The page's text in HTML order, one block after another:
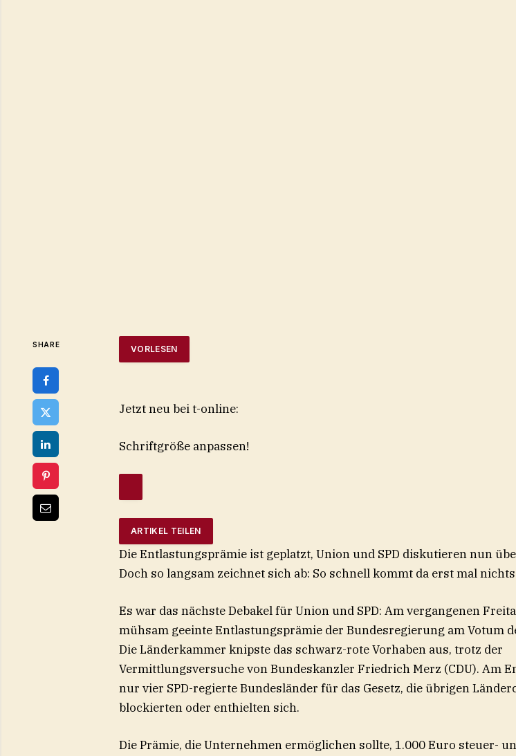
SHARE VORLESEN
Jetzt neu bei t-online:
Schriftgröße anpassen!
ARTIKEL TEILEN
Die Entlastungsprämie ist geplatzt, Union und SPD diskutieren nun
Doch so langsam zeichnet sich ab: So schnell kommt da erst mal
Es war das nächste Debakel für Union und SPD: Am vergangenen
mühsam geeinte Entlastungsprämie der Bundesregierung am Votum
Die Länderkammer knipste das schwarz-rote Vorhaben aus, trotz der
Vermittlungsversuche von Bundeskanzler Friedrich Merz (CDU). Am
nur vier SPD-regierte Bundesländer für das Gesetz, die übrigen
blockierten oder enthielten sich.
Die Prämie, die Unternehmen ermöglichen sollte, 1.000 Euro steuer-